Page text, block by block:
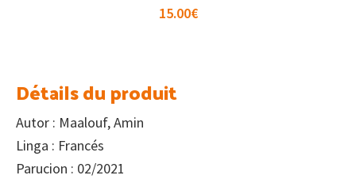
15.00€
Détails du produit
Autor : Maalouf, Amin
Linga : Francés
Parucion : 02/2021